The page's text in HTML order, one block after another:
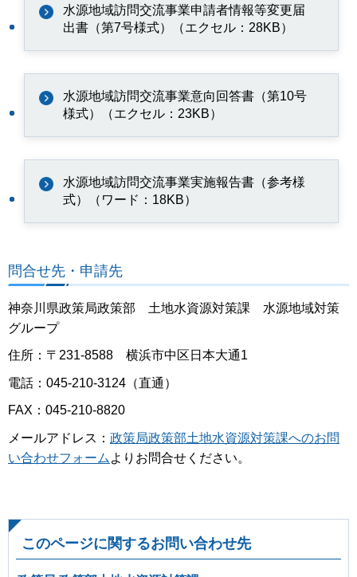
水源地域訪問交流事業申請者情報等変更届
出書（第7号様式）（エクセル：28KB）
水源地域訪問交流事業意向回答書（第10号
様式）（エクセル：23KB）
水源地域訪問交流事業実施報告書（参考様
式）（ワード：18KB）
問合せ先・申請先
神奈川県政策局政策部 土地水資源対策課 水源地域対策
グループ
住所：〒231-8588 横浜市中区日本大通1
電話：045-210-3124（直通）
FAX：045-210-8820
メールアドレス： 政策局政策部土地水資源対策課へのお問
い合わせフォーム よりお問合せください。
このページに関するお問い合わせ先